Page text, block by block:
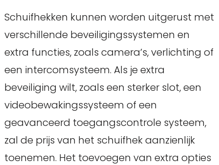
Schuifhekken kunnen worden uitgerust met
verschillende beveiligingssystemen en
extra functies, zoals camera’s, verlichting of
een intercomsysteem. Als je extra
beveiliging wilt, zoals een sterker slot, een
videobewakingssysteem of een
geavanceerd toegangscontrole systeem,
zal de prijs van het schuifhek aanzienlijk
toenemen. Het toevoegen van extra opties